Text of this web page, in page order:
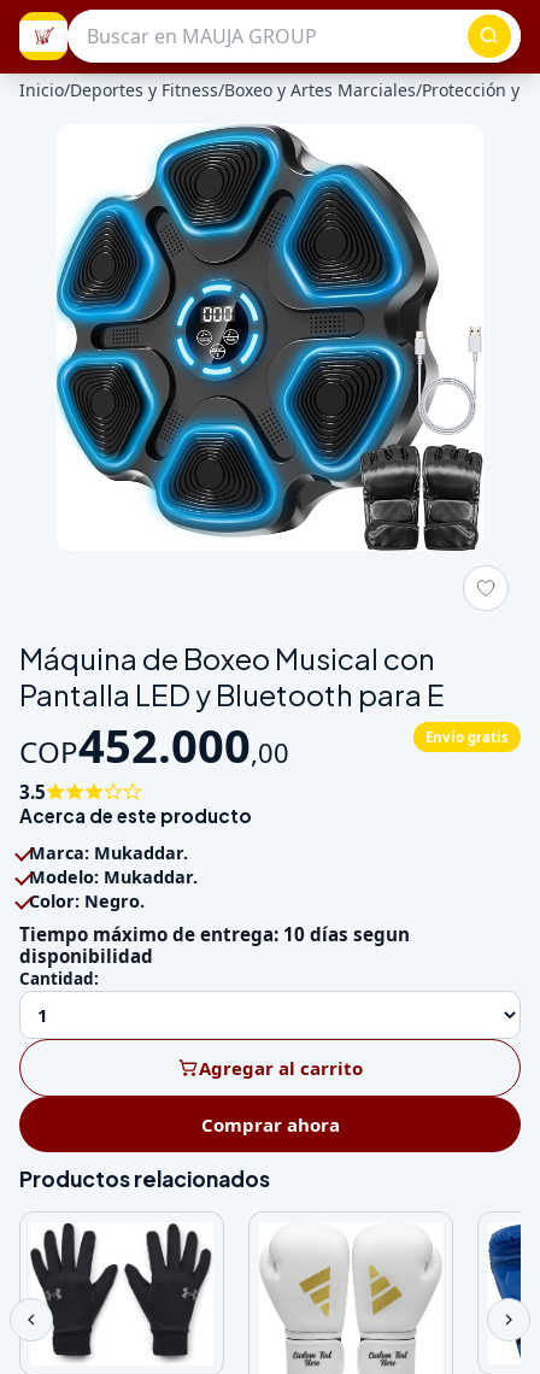
Inicio/Deportes y Fitness/Boxeo y Artes Marciales/Protección y
Galeria de Máquina de Boxeo Musical con Pantalla LED y
Máquina de Boxeo Musical con
Pantalla LED y Bluetooth para E
COP452.000,00 Envío gratis
3.5
Acerca de este producto
Marca: Mukaddar.
Modelo: Mukaddar.
Color: Negro.
Tiempo máximo de entrega: 10 días segun
disponibilidad
Cantidad:
Agregar al carrito
Comprar ahora
Productos relacionados